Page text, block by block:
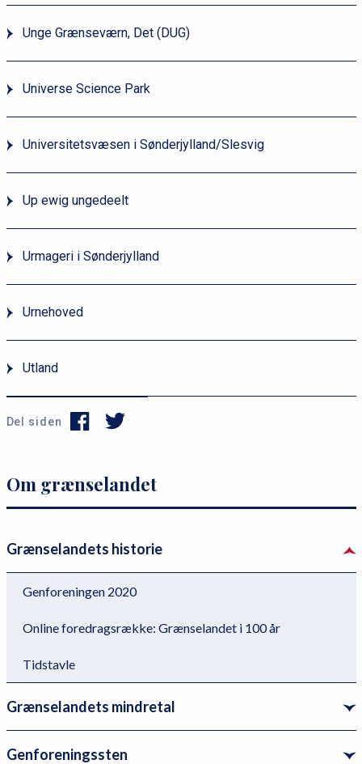
Unge Grænseværn, Det (DUG)
Universe Science Park
Universitetsvæsen i Sønderjylland/Slesvig
Up ewig ungedeelt
Urmageri i Sønderjylland
Urnehoved
Utland
Del siden
P
r
m
æ
i
g
a
t
Om grænselandet
Grænselandets historie
Genforeningen 2020
Online foredragsrække: Grænselandet i 100 år
Tidstavle
Grænselandets mindretal
Genforeningssten